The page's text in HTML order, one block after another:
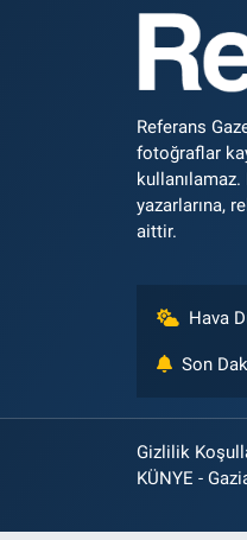
Referans
fotoğraflar
yazarlarına,
aittir.
Hava
Son
Gizlilik
KÜNYE -